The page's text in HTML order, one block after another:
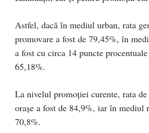
Astfel, dacă în mediul urban, rata
promovare a fost de 79,45%, în
a fost cu circa 14 puncte
65,18%.
La nivelul promoției curente, rata
orașe a fost de 84,9%, iar în mediul
70,8%.